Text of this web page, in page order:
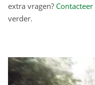
extra vragen? Contacteer
verder.